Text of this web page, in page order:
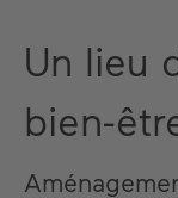
Un lieu
bien-